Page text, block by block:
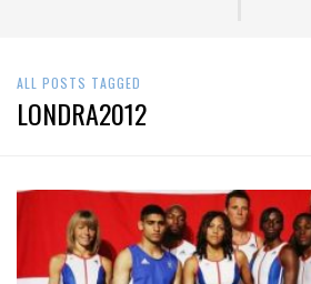
ALL POSTS TAGGED
LONDRA2012